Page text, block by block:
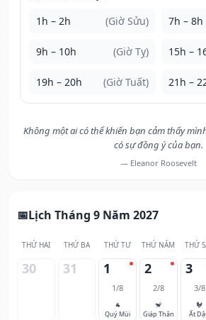
1h – 2h (Giờ Sửu) 7h – 8h
9h – 10h (Giờ Tỵ) 15h –
19h – 20h (Giờ Tuất) 21h –
Không một ai có thể khiến bạn cảm thấy
có sự đồng ý của bạn.
— Eleanor Roosevelt
Lịch Tháng 9 Năm 2027
THỨ HAI THỨ BA THỨ TƯ THỨ NĂM THỨ
30 31 1
1/8
🐐
Quý Mùi
2
2/8
🐒
Giáp Thân
3
3/8
🐓
Ất